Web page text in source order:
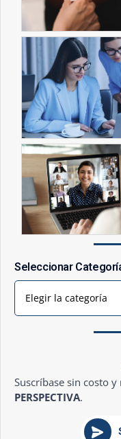
Seleccionar
Elegir la categoría
Suscríbase sin costo
PERSPECTIVA.